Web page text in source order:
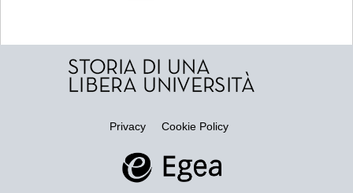
Privacy Cookie Policy